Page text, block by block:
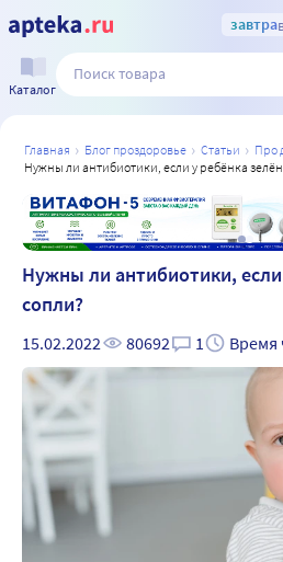
завтра
Каталог
главная блог проздоровье статьи
нужны ли антибиотики, если у ребёнка
Нужны ли антибиотики,
сопли?
15.02.2022 80692 1 Время